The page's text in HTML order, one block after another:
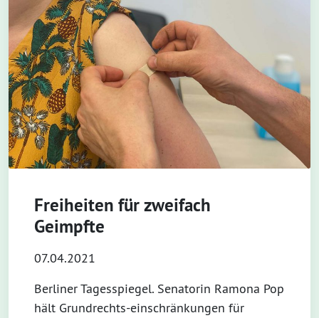
Freiheiten für zweifach
Geimpfte
07.04.2021
Berliner Tagesspiegel. Senatorin Ramona Pop
hält Grundrechts-einschränkungen für